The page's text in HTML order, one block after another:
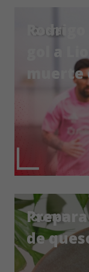
gol a
muerte
de